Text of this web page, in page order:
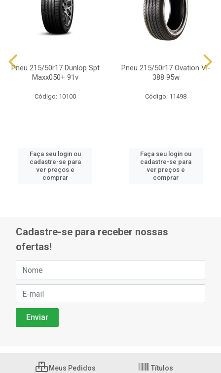
Pneu 215/50r17 Dunlop Spt
Maxx050+ 91v
Código: 10100
Faça seu login ou
cadastre-se para
ver preços e
comprar
Pneu 215/50r17 Ovation Vi-
388 95w
Código: 11498
Faça seu login ou
cadastre-se para
ver preços e
comprar
Cadastre-se para receber nossas
ofertas!
Meus Pedidos Títulos